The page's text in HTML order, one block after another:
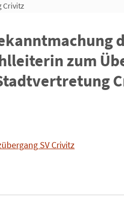
Crivitz
zum
SV Crivitz